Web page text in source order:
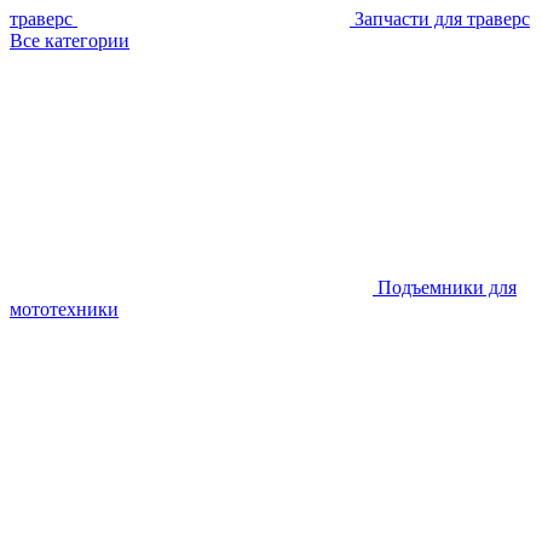
траверс
Запчасти для траверс
Все категории
Подъемники для
мототехники